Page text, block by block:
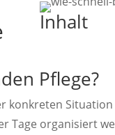
Inhalt
Pflege?
konkreten Situation
Tage organisiert